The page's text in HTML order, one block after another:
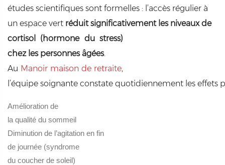
études scientifiques sont formelles : l’accès régulier à
un espace vert réduit significativement les niveaux de
cortisol (hormone du stress)
chez les personnes âgées.
Au Manoir maison de retraite,
l’équipe soignante constate quotidiennement les effets
Amélioration de
la qualité du sommeil
Diminution de l’agitation en fin
de journée (syndrome
du coucher de soleil)